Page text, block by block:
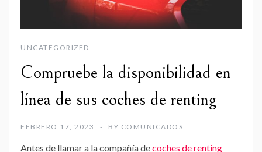
UNCATEGORIZED
Compruebe la disponibilidad en
línea de sus coches de renting
FEBRERO 17, 2023 BY COMUNICADOS
Antes de llamar a la compañía decoches de renting